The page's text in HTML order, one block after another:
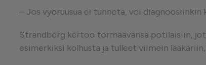
– Jos vyöruusua ei tunneta, voi diagnoosiinkin
Strandberg kertoo törmäävänsä potilaisiin,
esimerkiksi kolhusta ja tulleet viimein